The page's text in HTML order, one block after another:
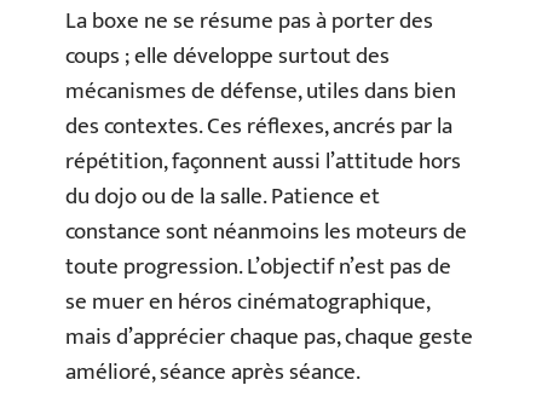
La boxe ne se résume pas à porter des
coups ; elle développe surtout des
mécanismes de défense, utiles dans bien
des contextes. Ces réflexes, ancrés par la
répétition, façonnent aussi l’attitude hors
du dojo ou de la salle. Patience et
constance sont néanmoins les moteurs de
toute progression. L’objectif n’est pas de
se muer en héros cinématographique,
mais d’apprécier chaque pas, chaque geste
amélioré, séance après séance.